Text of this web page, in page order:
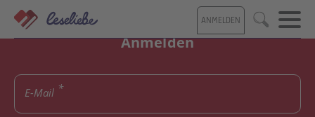
Direkt
zum
Inhalt
ANMELDEN Suche
Anmelden
E-Mail